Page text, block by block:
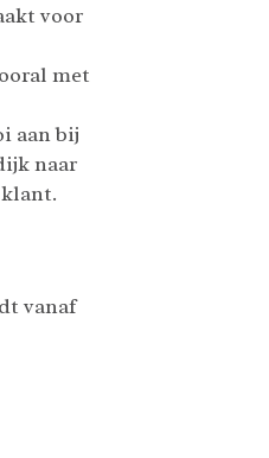
voor
met
aan bij
naar
vanaf